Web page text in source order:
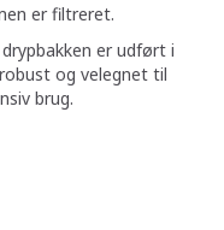
er filtreret.
er udført i
og velegnet til
brug.